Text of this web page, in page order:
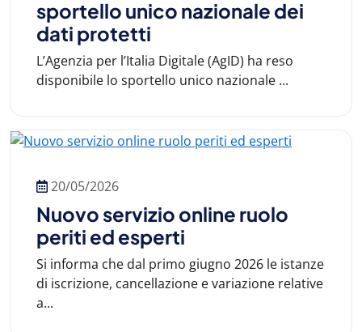
sportello unico nazionale dei
dati protetti
L’Agenzia per l’Italia Digitale (AgID) ha reso
disponibile lo sportello unico nazionale ...
20/05/2026
Nuovo servizio online ruolo
periti ed esperti
Si informa che dal primo giugno 2026 le istanze
di iscrizione, cancellazione e variazione relative
a...